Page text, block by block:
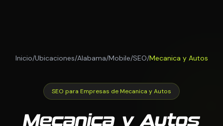
Inicio/Ubicaciones/Alabama/Mobile/SEO/Mecanica y Autos
SEO para Empresas de Mecanica y Autos
Mecanica y Autos